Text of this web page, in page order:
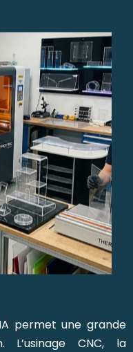
permet une grande
L’usinage CNC, la